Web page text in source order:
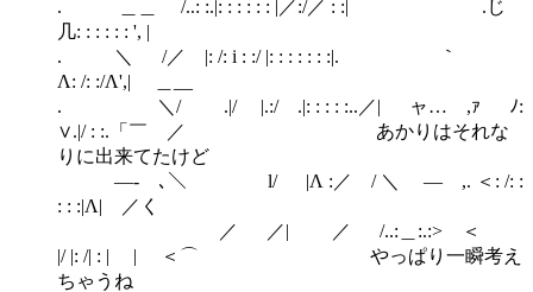
. ＿＿ /..: :.|: : : : : : |／:/／ : :| .じ
几: : : : : : ', |
. ＼ /／ |: /: i : :/ |: : : : : : :|. ｀
Λ: /: :/Λ',| ＿__
. ＼/ .|/ |.:/ .|: : : : :..／| ャ… ,ｧ ﾉ:
∨.|/ : :.「￣ ／ あかりはそれな
りに出来てたけど
―- ､＼ l/ |Λ :／ / ＼ ― ,. ＜: /: :
: : :|Λ| ／く
／ ／| ／ /..:＿:.:> ＜
|/ |: /| : | | ＜⌒ やっぱり一瞬考え
ちゃうね